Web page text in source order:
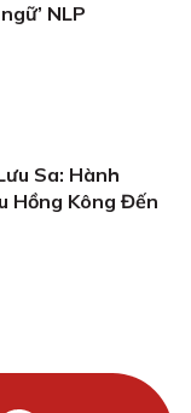
NLP
Sa: Hành
Hồng Kông Đến